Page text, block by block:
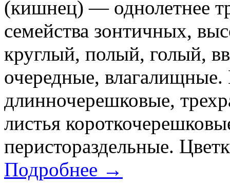
(кишнец) — однолетнее
семейства зонтичных,
круглый, полый, голый,
очередные,
длинночерешковые,
листья
перистораздельные.
Подробнее →